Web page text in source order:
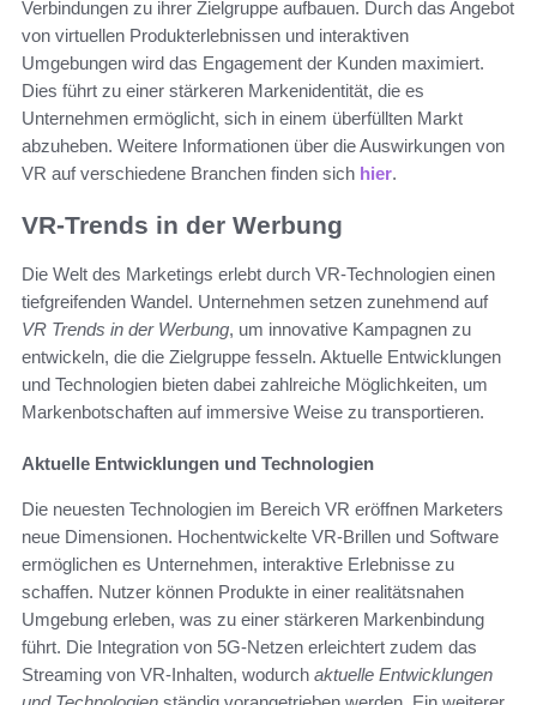
Verbindungen zu ihrer Zielgruppe aufbauen. Durch das Angebot
von virtuellen Produkterlebnissen und interaktiven
Umgebungen wird das Engagement der Kunden maximiert.
Dies führt zu einer stärkeren Markenidentität, die es
Unternehmen ermöglicht, sich in einem überfüllten Markt
abzuheben. Weitere Informationen über die Auswirkungen von
VR auf verschiedene Branchen finden sich hier.
VR-Trends in der Werbung
Die Welt des Marketings erlebt durch VR-Technologien einen
tiefgreifenden Wandel. Unternehmen setzen zunehmend auf
VR Trends in der Werbung, um innovative Kampagnen zu
entwickeln, die die Zielgruppe fesseln. Aktuelle Entwicklungen
und Technologien bieten dabei zahlreiche Möglichkeiten, um
Markenbotschaften auf immersive Weise zu transportieren.
Aktuelle Entwicklungen und Technologien
Die neuesten Technologien im Bereich VR eröffnen Marketers
neue Dimensionen. Hochentwickelte VR-Brillen und Software
ermöglichen es Unternehmen, interaktive Erlebnisse zu
schaffen. Nutzer können Produkte in einer realitätsnahen
Umgebung erleben, was zu einer stärkeren Markenbindung
führt. Die Integration von 5G-Netzen erleichtert zudem das
Streaming von VR-Inhalten, wodurch aktuelle Entwicklungen